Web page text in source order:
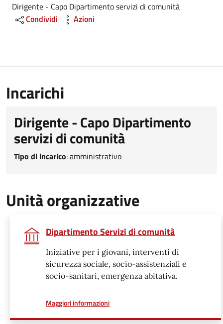
Dirigente - Capo Dipartimento servizi di comunità
Condividi
Azioni
Incarichi
Dirigente - Capo Dipartimento
servizi di comunità
Tipo di incarico:amministrativo
Unità organizzative
Dipartimento Servizi di comunità
Iniziative per i giovani, interventi di
sicurezza sociale, socio-assistenziali e
socio-sanitari, emergenza abitativa.
Maggiori informazionia proposito di